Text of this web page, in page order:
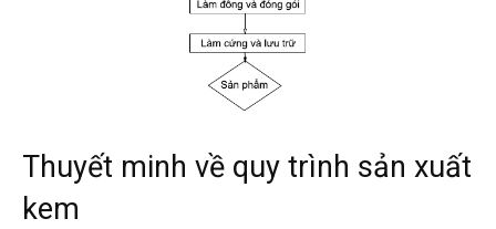
Thuyết minh về quy trình sản xuất
kem